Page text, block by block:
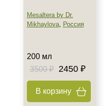
Mesaltera by Dr.
Mikhaylova, Россия
200 мл
3500 ₽
2450 ₽
В корзину